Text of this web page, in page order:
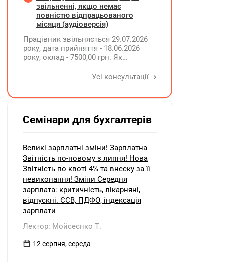
розрахунку внеску на підтримку
працевлаштування осіб з
інвалідністю?
звільненні, якщо немає
повністю відпрацьованого
місяця (аудіоверсія)
Працівник звільняється 29.07.2026
року, дата прийняття - 18.06.2026
року, оклад - 7500,00 грн. Як
невикористаних днів відпустки при
Усі консультації
Семінари для бухгалтерів
Великі зарплатні зміни! Зарплатна
Звітність по-новому з липня! Нова
Звітність по квоті 4% та внеску за її
невиконання! Зміни Середня
зарплата: критичність, лікарняні,
відпускні. ЄСВ, ПДФО, індексація
зарплати
Лектор: Мойсеєнко Т.
12 серпня, середа